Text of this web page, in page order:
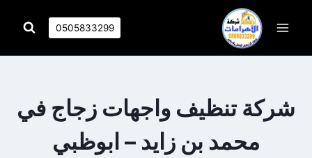
0505833299
شركة تنظيف واجهات زجاج في
محمد بن زايد – ابوظبي